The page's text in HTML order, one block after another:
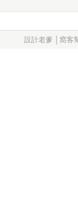
設計老爹 窩客